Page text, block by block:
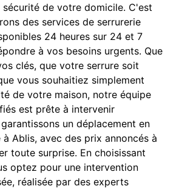
de votre domicile. C'est
des services de serrurerie
24 heures sur 24 et 7
à vos besoins urgents. Que
clés, que votre serrure soit
vous souhaitiez simplement
de votre maison, notre équipe
est prête à intervenir
un déplacement en
à Ablis, avec des prix annoncés à
toute surprise. En choisissant
optez pour une intervention
réalisée par des experts